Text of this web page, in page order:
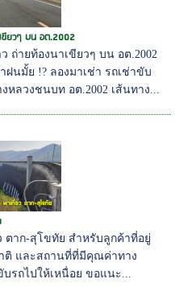
เขียวๆ บน อต.2002
ถ่ายท้องนาเขียวๆ บน อต.2002
นมั้ย !? ลองมาเช่า รถเช่าขับ
หลวงชนบท อต.2002 เส้นทาง...
ตาก-สุโขทัย สำหรับลูกค้าที่อยู่
ติ และสถานที่ที่มีคุณค่าทาง
รถไปให้เหนื่อย ขอแนะ...